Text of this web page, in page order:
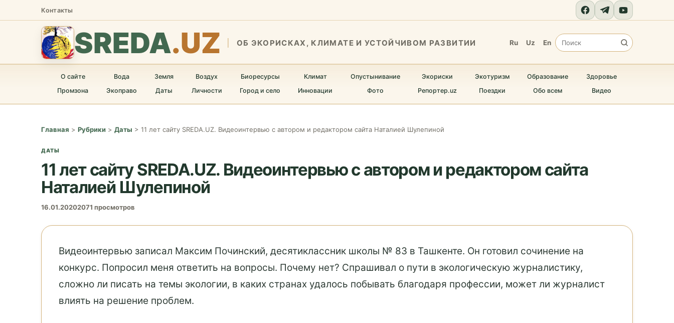
Контакты
SREDA.UZ ОБ ЭКОРИСКАХ, КЛИМАТЕ И УСТОЙЧИВОМ РАЗВИТИИ Ru Uz En
О сайте Вода Земля Воздух Биоресурсы Климат Опустынивание Экориски Экотуризм Образование
Здоровье
Промзона
Экоправо Даты Личности Город и село Инновации Фото Репортер.uz Поездки Обо всем Видео
Главная > Рубрики > Даты > 11 лет сайту SREDA.UZ. Видеоинтервью с автором и редактором сайта Наталией Шулепиной
ДАТЫ
11 лет сайту SREDA.UZ. Видеоинтервью с автором и редактором сайта
Наталией Шулепиной
16.01.20202071 просмотров
Видеоинтервью записал Максим Починский, десятиклассник школы № 83 в Ташкенте. Он готовил сочинение на
конкурс. Попросил меня ответить на вопросы. Почему нет? Спрашивал о пути в экологическую журналистику,
сложно ли писать на темы экологии, в каких странах удалось побывать благодаря профессии, может ли журналист
влиять на решение проблем.